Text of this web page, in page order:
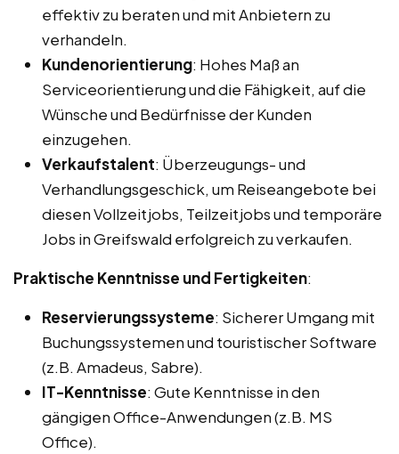
effektiv zu beraten und mit Anbietern zu
verhandeln.
Kundenorientierung: Hohes Maß an
Serviceorientierung und die Fähigkeit, auf die
Wünsche und Bedürfnisse der Kunden
einzugehen.
Verkaufstalent: Überzeugungs- und
Verhandlungsgeschick, um Reiseangebote bei
diesen Vollzeitjobs, Teilzeitjobs und temporäre
Jobs in Greifswald erfolgreich zu verkaufen.
Praktische Kenntnisse und Fertigkeiten:
Reservierungssysteme: Sicherer Umgang mit
Buchungssystemen und touristischer Software
(z.B. Amadeus, Sabre).
IT-Kenntnisse: Gute Kenntnisse in den
gängigen Office-Anwendungen (z.B. MS
Office).